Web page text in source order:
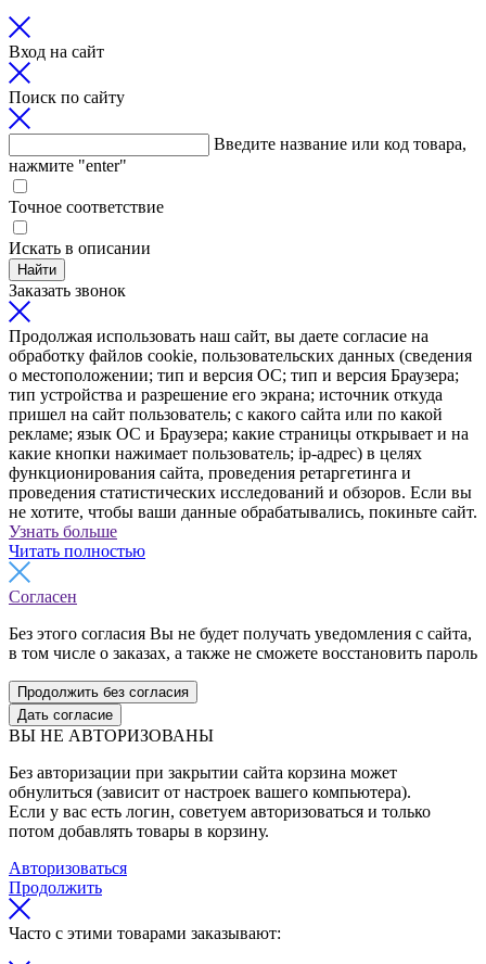
Вход на сайт
Поиск по сайту
Введите название или код товара,
нажмите "enter"
Точное соответствие
Искать в описании
Найти
Заказать звонок
Продолжая использовать наш сайт, вы даете согласие на
обработку файлов cookie, пользовательских данных (сведения
о местоположении; тип и версия ОС; тип и версия Браузера;
тип устройства и разрешение его экрана; источник откуда
пришел на сайт пользователь; с какого сайта или по какой
рекламе; язык ОС и Браузера; какие страницы открывает и на
какие кнопки нажимает пользователь; ip-адрес) в целях
функционирования сайта, проведения ретаргетинга и
проведения статистических исследований и обзоров. Если вы
не хотите, чтобы ваши данные обрабатывались, покиньте сайт.
Узнать больше
Читать полностью
Согласен
Без этого согласия Вы не будет получать уведомления с сайта,
в том числе о заказах, а также не сможете восстановить пароль
Продолжить без согласия
Дать согласие
ВЫ НЕ АВТОРИЗОВАНЫ
Без авторизации при закрытии сайта корзина может
обнулиться (зависит от настроек вашего компьютера).
Если у вас есть логин, советуем авторизоваться и только
потом добавлять товары в корзину.
Авторизоваться
Продолжить
Часто с этими товарами заказывают: